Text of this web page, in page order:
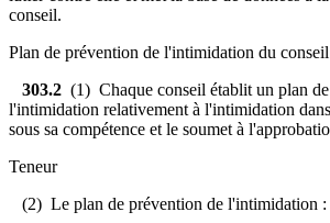
conseil.
Plan de prévention de l'intimidation du conseil
303.2 (1) Chaque conseil établit un plan
l'intimidation relativement à l'intimidation
sous sa compétence et le soumet à
Teneur
(2) Le plan de prévention de l'intimidation :